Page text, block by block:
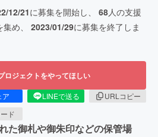
12/21に募集を開始し、 68人の支援
め、 2023/01/29に募集を終了しま
ロジェクトをやってほしい
ア LINEで送る
URLコピー
ド
た御札や御朱印などの保管場